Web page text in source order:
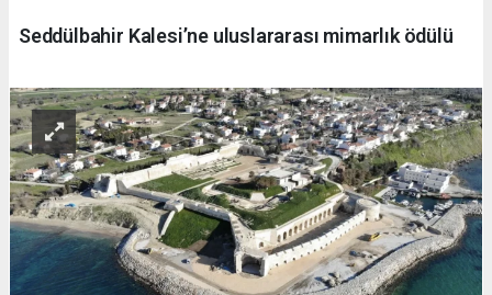
Seddülbahir Kalesi’ne uluslararası mimarlık ödülü